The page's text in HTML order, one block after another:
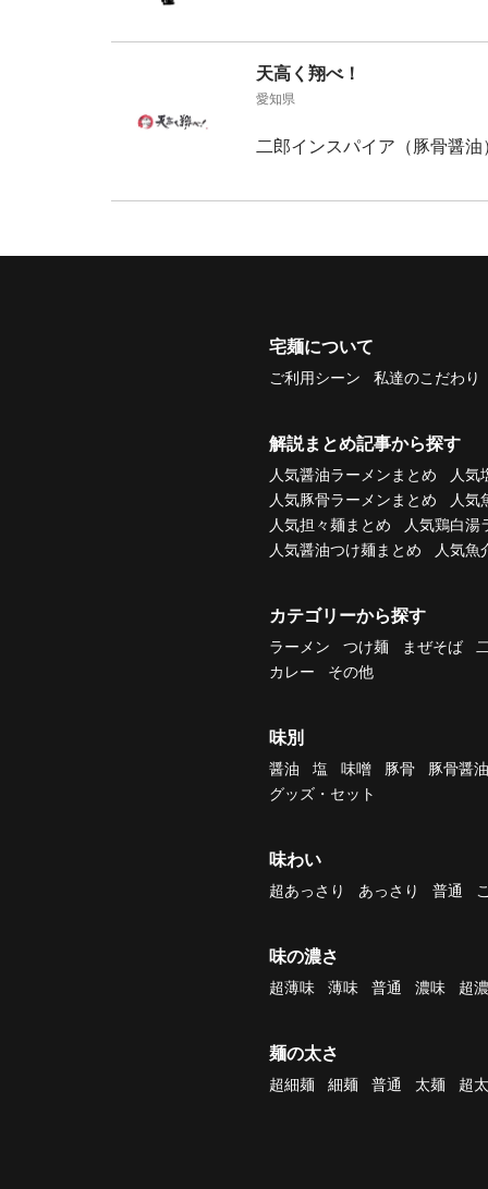
天高く翔べ！
愛知県
二郎インスパイア（豚骨醤油
宅麺について
ご利用シーン 私達のこだわり
解説まとめ記事から探す
人気醤油ラーメンまとめ
人気
人気豚骨ラーメンまとめ
人気
人気担々麺まとめ
人気鶏白湯
人気醤油つけ麺まとめ
人気魚
カテゴリーから探す
ラーメン つけ麺 まぜそば
カレー
その他
味別
醤油 塩 味噌 豚骨
豚骨醤油
グッズ・セット
味わい
超あっさり あっさり 普通
味の濃さ
超薄味 薄味 普通 濃味 超
麺の太さ
超細麺 細麺 普通 太麺 超